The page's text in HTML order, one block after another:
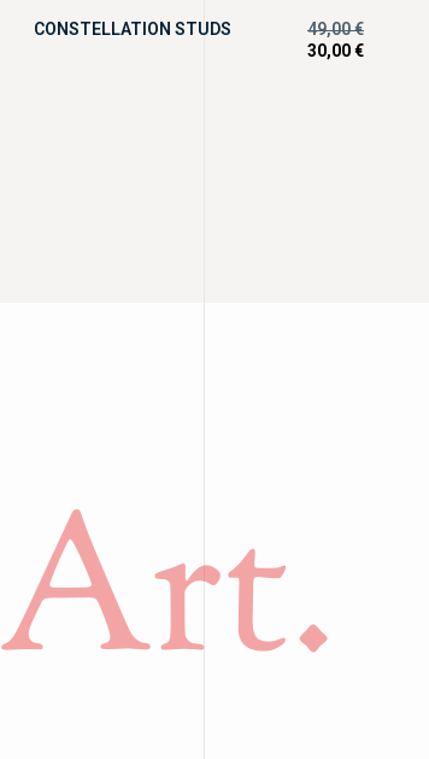
CONSTELLATION STUDS 49,00€
30,00€
Art.